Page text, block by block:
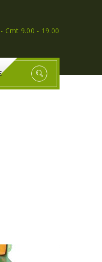
Cmt 9.00 - 19.00